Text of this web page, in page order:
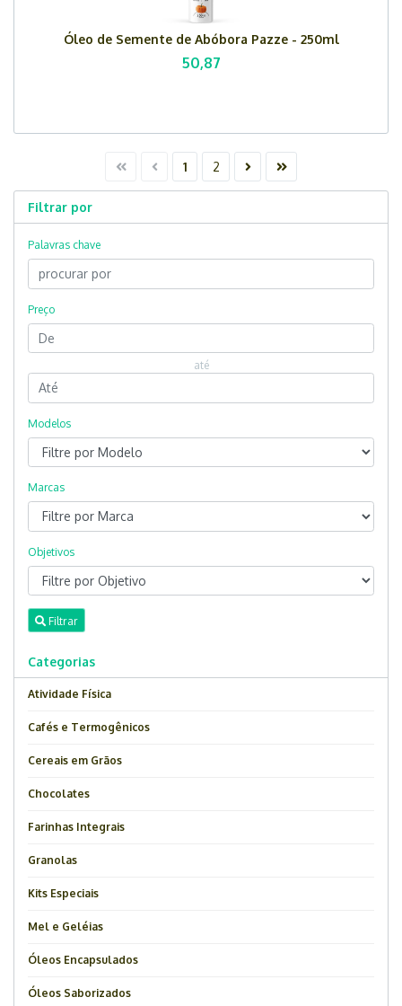
Óleo de Semente de Abóbora Pazze - 250ml
50,87
1 2
Filtrar por
Palavras chave
Preço
até
Modelos
Marcas
Objetivos
Filtrar
Categorias
Atividade Física
Cafés e Termogênicos
Cereais em Grãos
Chocolates
Farinhas Integrais
Granolas
Kits Especiais
Mel e Geléias
Óleos Encapsulados
Óleos Saborizados